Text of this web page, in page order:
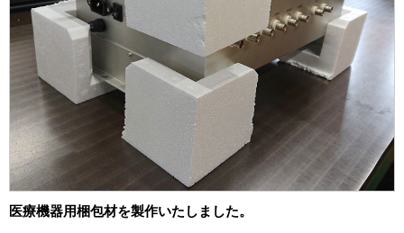
医療機器用梱包材を製作いたしました。
■その他発泡材・緩衝材
■その他資材
楽器・音響機器用
瓶・缶・ボトル用
スポーツ・アウトドア・健康用
2020年
2019年
2018年
2017年
2016年
2015年
2014年